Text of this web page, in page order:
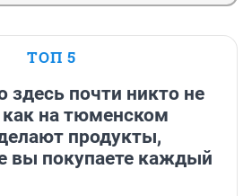
ТОП 5
здесь почти никто не
как на тюменском
продукты,
вы покупаете каждый